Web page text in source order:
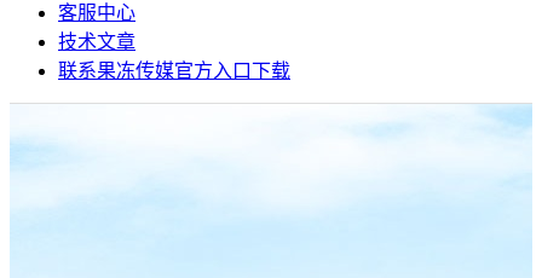
客服中心
技术文章
联系果冻传媒官方入口下载